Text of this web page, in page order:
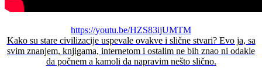
https://youtu.be/HZS83ijUMTM
Kako su stare civilizacije uspevale ovakve i slične stvari? Evo ja, sa
svim znanjem, knjigama, internetom i ostalim ne bih znao ni odakle
da počnem a kamoli da napravim nešto slično.